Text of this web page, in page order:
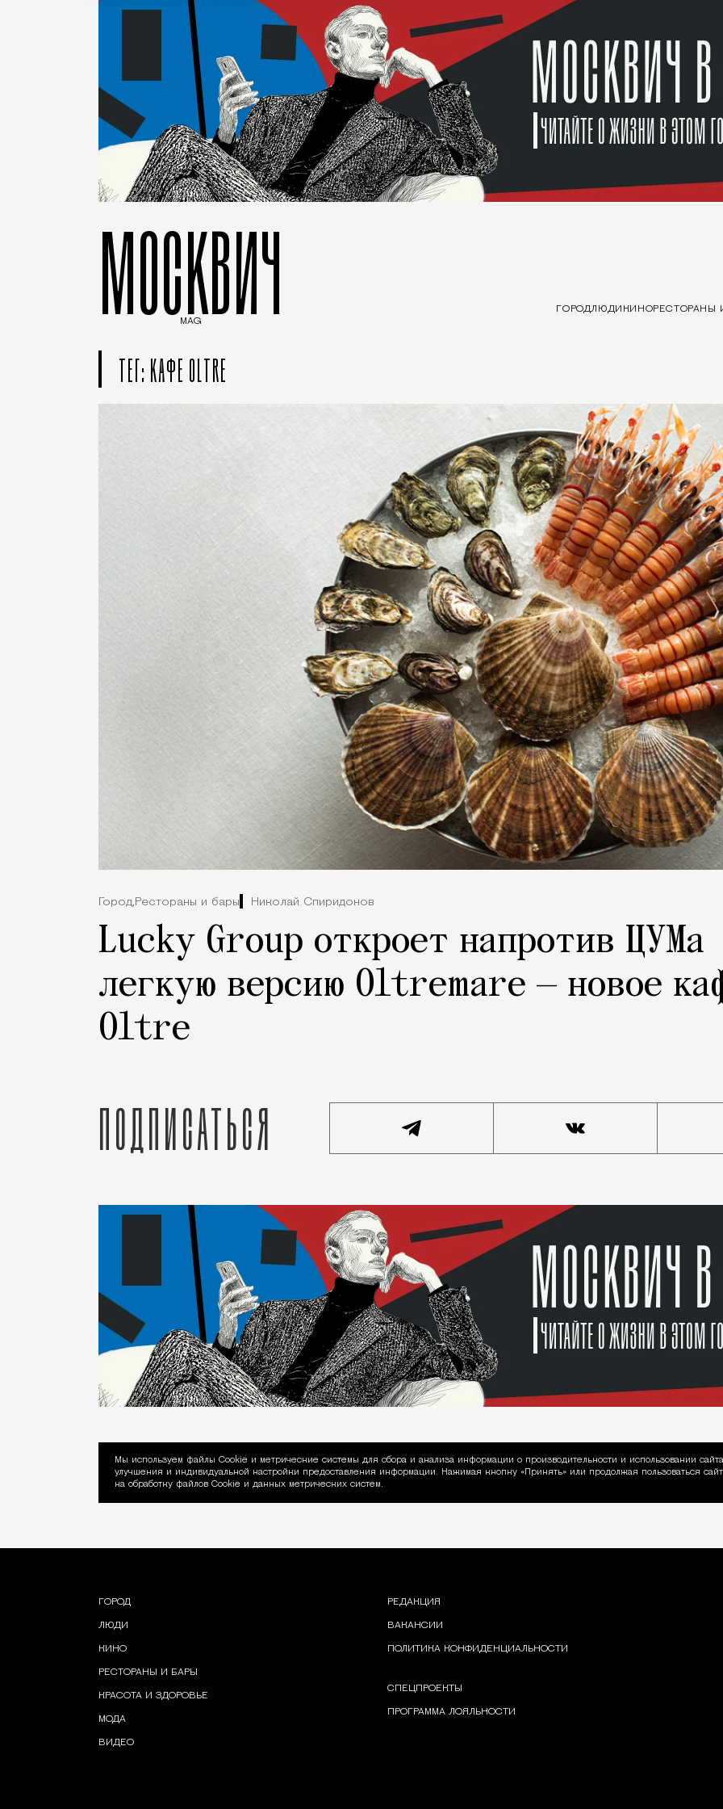
МОСКВИЧ
MAG
ГОРОДЛЮДИ КИНОРЕСТОРАНЫ
ТЕГ: КАФЕ OLTRE
Город, Рестораны и бары Николай Спиридонов
Lucky Group откроет напротив ЦУМа
легкую версию Oltremare — новое
Oltre
Подписаться
Уведомление об использовании Cookie
Мы используем файлы Сookie и метрические системы для сбора и анализа информации о производительности и использовании
улучшения и индивидуальной настройки предоставления информации. Нажимая кнопку «Принять» или продолжая пользоваться
на обработку файлов Cookie и данных метрических систем.
ГОРОД
ЛЮДИ
КИНО
РЕСТОРАНЫ И БАРЫ
КРАСОТА И ЗДОРОВЬЕ
МОДА
ВИДЕО
РЕДАКЦИЯ
ВАКАНСИИ
ПОЛИТИКА КОНФИДЕНЦИАЛЬНОСТИ
СПЕЦПРОЕКТЫ
ПРОГРАММА ЛОЯЛЬНОСТИ